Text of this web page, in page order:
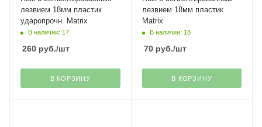
лезвием 18мм пластик
ударопрочн. Matrix
В наличии: 17
260 руб./шт
В КОРЗИНУ
лезвием 18мм пластик
Matrix
В наличии: 18
70руб./шт
В КОРЗИНУ